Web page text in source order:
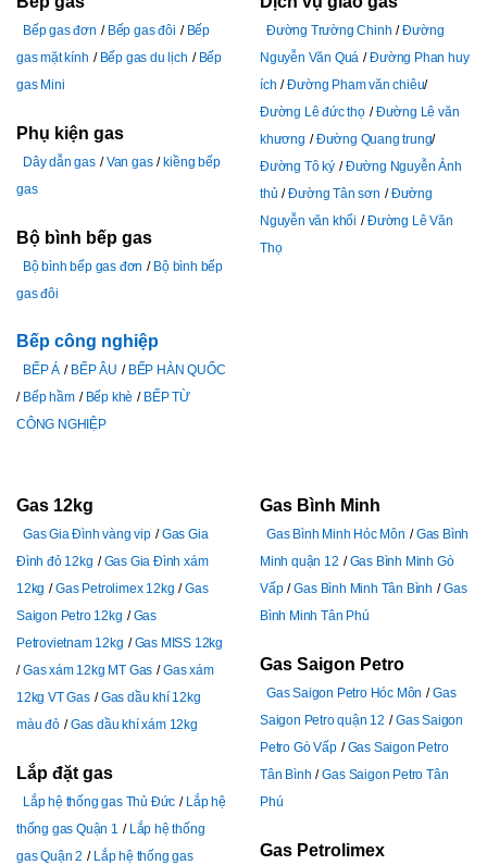
Bếp gas đơn Bếp gas đôi
Bếp
gas mặt kính
Bếp gas du lịch
Bếp
gas Mini
Phụ kiện gas
Dây dẫn gas Van gas
kiềng bếp
gas
Bộ bình bếp gas
Bộ bình bếp gas đơn
Bộ bình bếp
gas đôi
Bếp công nghiệp
BẾP Á BẾP ÂU
BẾP HÀN QUỐC
Bếp hầm
Bếp khè
BẾP TỪ
CÔNG NGHIỆP
Đường Trường Chinh
Đường
Nguyễn Văn Quá
Đường Phan huy
ích
Đường Pham văn chiêu
Đường Lê đức thọ
Đường Lê văn
khương
Đường Quang trung
Đường Tô ký
Đường Nguyễn Ảnh
thủ
Đường Tân sơn
Đường
Nguyễn văn khối
Đường Lê Văn
Thọ
Gas 12kg
Gas Gia Đình vàng vip
Gas Gia
Đình đỏ 12kg
Gas Gia Đình xám
12kg
Gas Petrolimex 12kg
Gas
Saigon Petro 12kg
Gas
Petrovietnam 12kg
Gas MISS 12kg
Gas xám 12kg MT Gas
Gas xám
12kg VT Gas
Gas dầu khí 12kg
màu đỏ
Gas dầu khí xám 12kg
Lắp đặt gas
Lắp hệ thống gas Thủ Đức
Lắp hệ
thống gas Quận 1
Lắp hệ thống
gas Quận 2
Lắp hệ thống gas
Gas Bình Minh
Gas Bình Minh Hóc Môn
Gas Bình
Minh quận 12
Gas Bình Minh Gò
Vấp
Gas Bình Minh Tân Bình
Gas
Bình Minh Tân Phú
Gas Saigon Petro
Gas Saigon Petro Hóc Môn
Gas
Saigon Petro quận 12
Gas Saigon
Petro Gò Vấp
Gas Saigon Petro
Tân Bình
Gas Saigon Petro Tân
Phú
Gas Petrolimex